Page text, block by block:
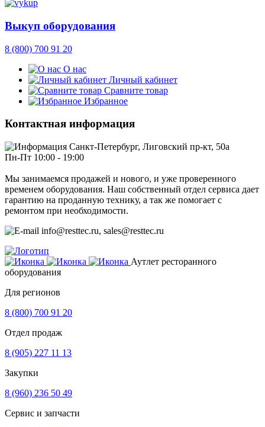
Выкуп оборудования
8 (800) 700 91 20
О нас
Личный кабинет
Сравните товар
Избранное
Контактная информация
Санкт-Петербург, Лиговский пр-кт, 50а
Пн-Пт 10:00 - 19:00
Мы занимаемся продажей и нового, и уже проверенного
временем оборудования. Наш собственный отдел сервиса дает
гарантию на проданную технику, а так же помогает с
ремонтом при необходимости.
info@resttec.ru, sales@resttec.ru
Аутлет ресторанного
оборудования
Для регионов
8 (800) 700 91 20
Отдел продаж
8 (905) 227 11 13
Закупки
8 (960) 236 50 49
Сервис и запчасти